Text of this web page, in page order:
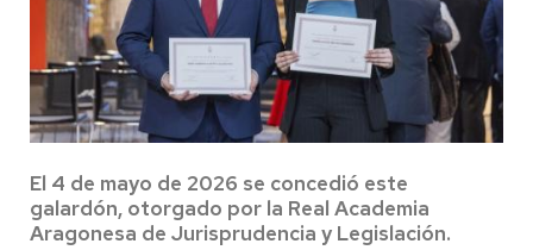
El 4 de mayo de 2026 se concedió este
galardón, otorgado por la Real Academia
Aragonesa de Jurisprudencia y Legislación.